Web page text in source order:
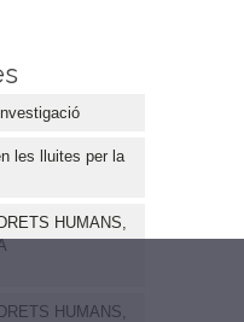
les lluites per la
HUMANS,
HUMANS,